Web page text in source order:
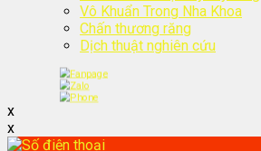
Vô Khuẩn Trong Nha Khoa
Chấn thương răng
Dịch thuật nghiên cứu
x
x